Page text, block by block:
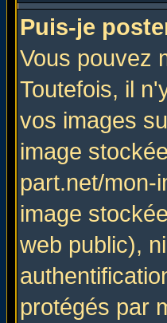
Puis-je
Vous pouvez
Toutefois, il
vos images
image
part.net/mon-
image
web public),
protégés par